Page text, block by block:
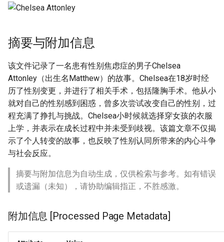
摘要与附加信息
该文件记录了一名患有性别焦虑症的男子Chelsea
Attonley（出生名Matthew）的故事。Chelsea在18岁时经
历了性别变更，并进行了相关手术，包括隆胸手术。他从小
就对自己的性别感到困惑，曾多次尝试改变自己的性别，过
程充满了挣扎与挑战。Chelsea小时候就选择穿女孩的衣服
上学，并表示在成长过程中并未受到歧视。该篇文章不仅揭
示了个人转变的故事，也反映了性别认同所带来的内心斗争
与社会反应。
摘要与附加信息为自动生成，仅供检索与参考。如有错误
或遗漏（未知），请协助编辑指正，不胜感激。
附加信息 [Processed Page Metadata]